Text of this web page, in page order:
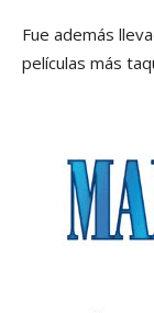
Fue además
películas más